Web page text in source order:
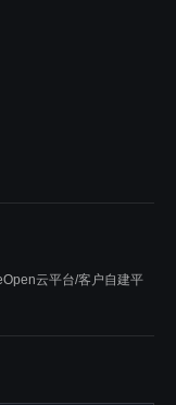
云平台/客户自建平